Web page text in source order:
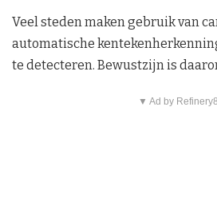
Veel steden maken gebruik van
automatische
te detecteren. Bewustzijn is
▼ Ad by